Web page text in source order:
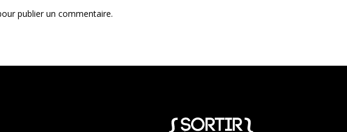
publier un commentaire.